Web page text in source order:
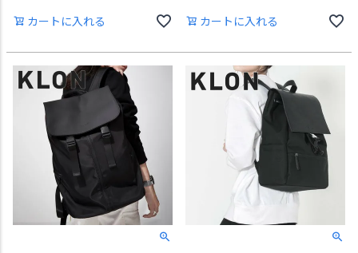
カートに入れる カートに入れる